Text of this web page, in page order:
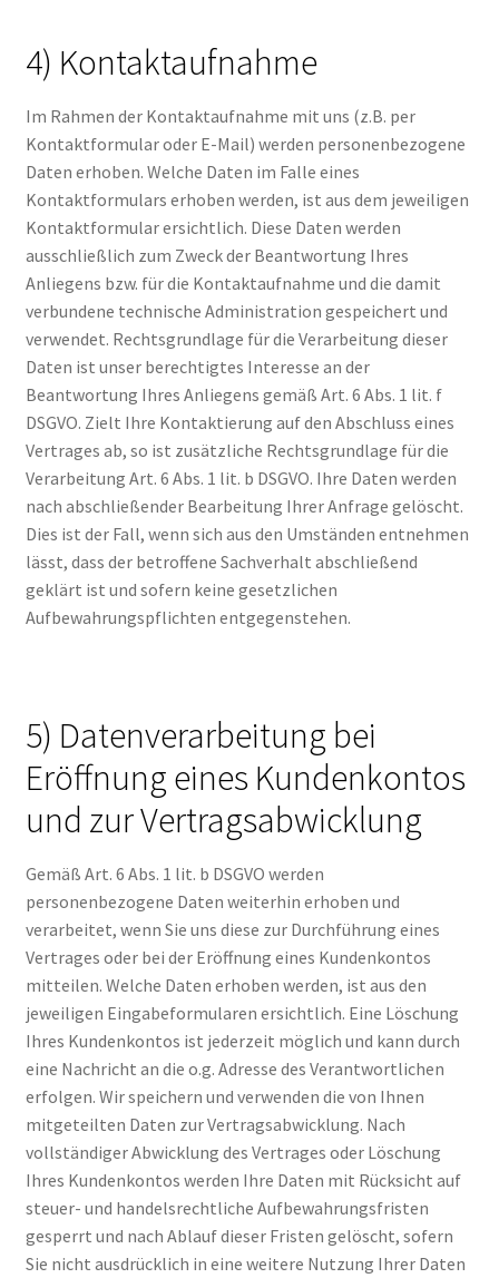
4) Kontaktaufnahme
Im Rahmen der Kontaktaufnahme mit uns (z.B. per
Kontaktformular oder E-Mail) werden personenbezogene
Daten erhoben. Welche Daten im Falle eines
Kontaktformulars erhoben werden, ist aus dem jeweiligen
Kontaktformular ersichtlich. Diese Daten werden
ausschließlich zum Zweck der Beantwortung Ihres
Anliegens bzw. für die Kontaktaufnahme und die damit
verbundene technische Administration gespeichert und
verwendet. Rechtsgrundlage für die Verarbeitung dieser
Daten ist unser berechtigtes Interesse an der
Beantwortung Ihres Anliegens gemäß Art. 6 Abs. 1 lit. f
DSGVO. Zielt Ihre Kontaktierung auf den Abschluss eines
Vertrages ab, so ist zusätzliche Rechtsgrundlage für die
Verarbeitung Art. 6 Abs. 1 lit. b DSGVO. Ihre Daten werden
nach abschließender Bearbeitung Ihrer Anfrage gelöscht.
Dies ist der Fall, wenn sich aus den Umständen entnehmen
lässt, dass der betroffene Sachverhalt abschließend
geklärt ist und sofern keine gesetzlichen
Aufbewahrungspflichten entgegenstehen.
5) Datenverarbeitung bei
Eröffnung eines Kundenkontos
und zur Vertragsabwicklung
Gemäß Art. 6 Abs. 1 lit. b DSGVO werden
personenbezogene Daten weiterhin erhoben und
verarbeitet, wenn Sie uns diese zur Durchführung eines
Vertrages oder bei der Eröffnung eines Kundenkontos
mitteilen. Welche Daten erhoben werden, ist aus den
jeweiligen Eingabeformularen ersichtlich. Eine Löschung
Ihres Kundenkontos ist jederzeit möglich und kann durch
eine Nachricht an die o.g. Adresse des Verantwortlichen
erfolgen. Wir speichern und verwenden die von Ihnen
mitgeteilten Daten zur Vertragsabwicklung. Nach
vollständiger Abwicklung des Vertrages oder Löschung
Ihres Kundenkontos werden Ihre Daten mit Rücksicht auf
steuer- und handelsrechtliche Aufbewahrungsfristen
gesperrt und nach Ablauf dieser Fristen gelöscht, sofern
Sie nicht ausdrücklich in eine weitere Nutzung Ihrer Daten